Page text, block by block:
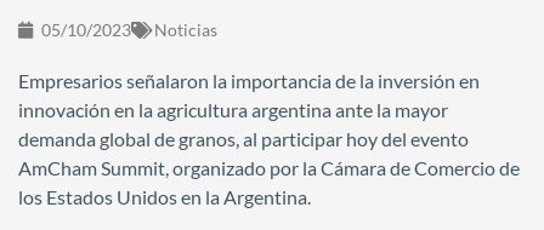
05/10/2023 Noticias
Empresarios señalaron la importancia de la inversión en
innovación en la agricultura argentina ante la mayor
demanda global de granos, al participar hoy del evento
AmCham Summit, organizado por la Cámara de Comercio de
los Estados Unidos en la Argentina.